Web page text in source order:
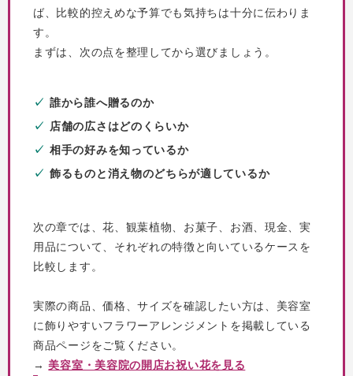
ば、比較的控えめな予算でも気持ちは十分に伝わりま
す。
まずは、次の点を整理してから選びましょう。
誰から誰へ贈るのか
店舗の広さはどのくらいか
相手の好みを知っているか
飾るものと消え物のどちらが適しているか
次の章では、花、観葉植物、お菓子、お酒、現金、実
用品について、それぞれの特徴と向いているケースを
比較します。
実際の商品、価格、サイズを確認したい方は、美容室
に飾りやすいフラワーアレンジメントを掲載している
商品ページをご覧ください。
→美容室・美容院の開店お祝い花を見る